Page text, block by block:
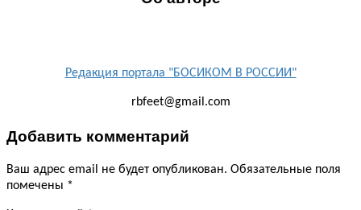
Редакция портала "БОСИКОМ В РОССИИ"
rbfeet@gmail.com
Добавить комментарий
Ваш адрес email не будет опубликован. Обязательные поля
помечены *